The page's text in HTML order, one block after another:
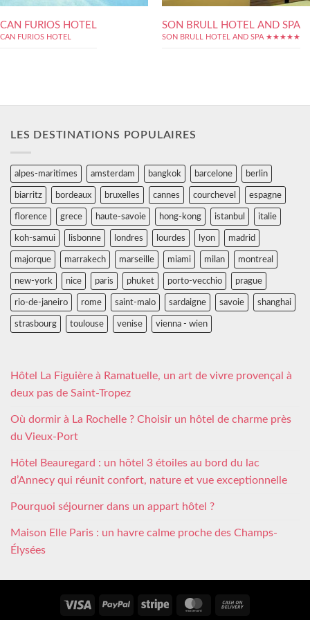
CAN FURIOS HOTEL
CAN FURIOS HOTEL
SON BRULL HOTEL AND SPA
SON BRULL HOTEL AND SPA ★★★★★
LES DESTINATIONS POPULAIRES
alpes-maritimes amsterdam bangkok barcelone berlin
biarritz bordeaux bruxelles cannes courchevel espagne
florence grece haute-savoie hong-kong istanbul italie
koh-samui lisbonne londres lourdes lyon madrid
majorque marrakech marseille miami milan montreal
new-york nice paris phuket porto-vecchio prague
rio-de-janeiro rome saint-malo sardaigne savoie shanghai
strasbourg toulouse venise vienna - wien
Hôtel La Figuière à Ramatuelle, un art de vivre provençal à
deux pas de Saint-Tropez
Où dormir à La Rochelle ? Choisir un hôtel de charme près
du Vieux-Port
Hôtel Beauregard : un hôtel 3 étoiles au bord du lac
d’Annecy qui réunit confort, nature et vue exceptionnelle
Pourquoi séjourner dans un appart hôtel ?
Maison Elle Paris : un havre calme proche des Champs-
Élysées
Visa PayPal Stripe MasterCard